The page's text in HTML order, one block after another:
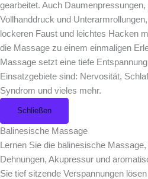
gearbeitet. Auch
Vollhanddruck und
lockeren Faust und leichtes Hacken
die Massage zu einem einmaligen
Massage setzt eine tiefe
Einsatzgebiete sind: Nervosität,
Syndrom und vieles mehr.
Schließen
Balinesische Massage
Lernen Sie die balinesische
Dehnungen, Akupressur und
Sie tief sitzende Verspannungen